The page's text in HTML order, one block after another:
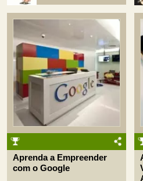
Aprenda a Empreender
com o Google